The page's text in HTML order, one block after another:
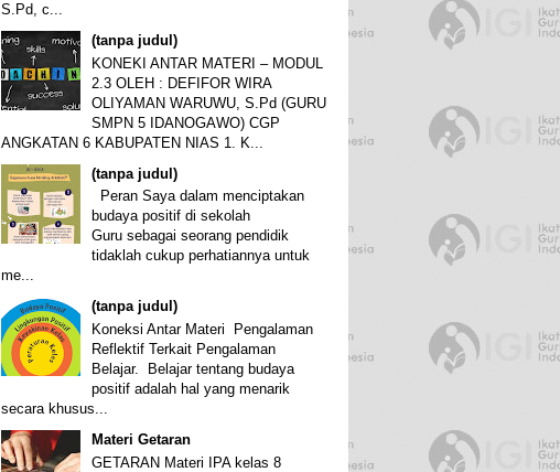
S.Pd, c...
(tanpa judul)
KONEKI ANTAR MATERI – MODUL
2.3 OLEH : DEFIFOR WIRA
OLIYAMAN WARUWU, S.Pd (GURU
SMPN 5 IDANOGAWO) CGP
ANGKATAN 6 KABUPATEN NIAS 1. K...
(tanpa judul)
Peran Saya dalam menciptakan
budaya positif di sekolah
Guru sebagai seorang pendidik
tidaklah cukup perhatiannya untuk
me...
(tanpa judul)
Koneksi Antar Materi Pengalaman
Reflektif Terkait Pengalaman
Belajar. Belajar tentang budaya
positif adalah hal yang menarik
secara khusus...
Materi Getaran
GETARAN Materi IPA kelas 8